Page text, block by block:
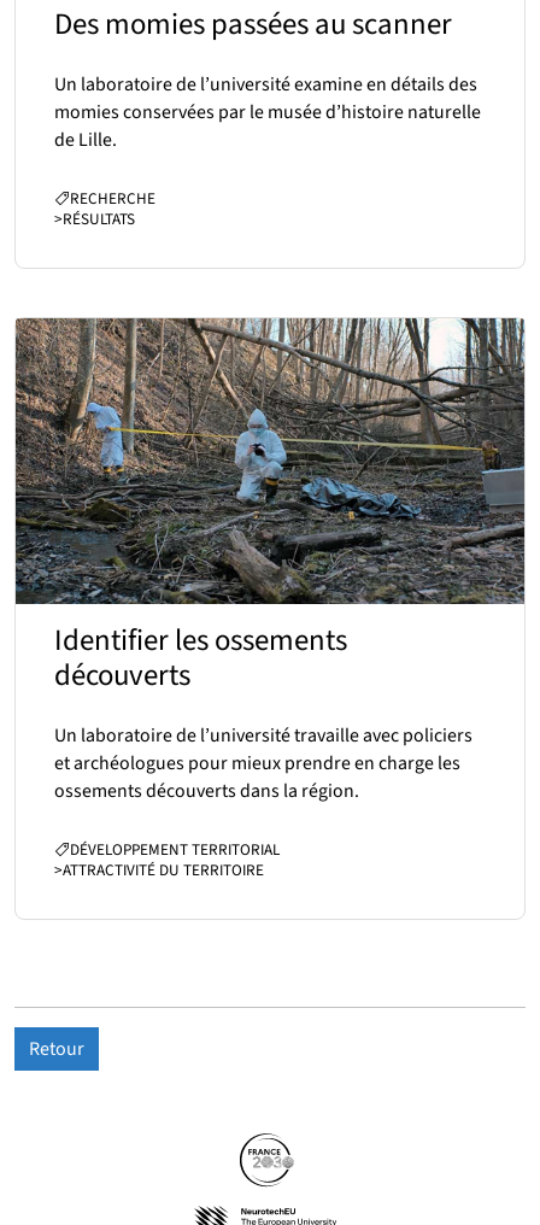
Des momies passées au scanner
Un laboratoire de l’université examine en détails des
momies conservées par le musée d’histoire naturelle
de Lille.
CATÉGORIES :
RECHERCHE
>RÉSULTATS
Identifier les ossements
découverts
Un laboratoire de l’université travaille avec policiers
et archéologues pour mieux prendre en charge les
ossements découverts dans la région.
CATÉGORIES :
DÉVELOPPEMENT TERRITORIAL
>ATTRACTIVITÉ DU TERRITOIRE
Retour
(nouvelle fenêtre)